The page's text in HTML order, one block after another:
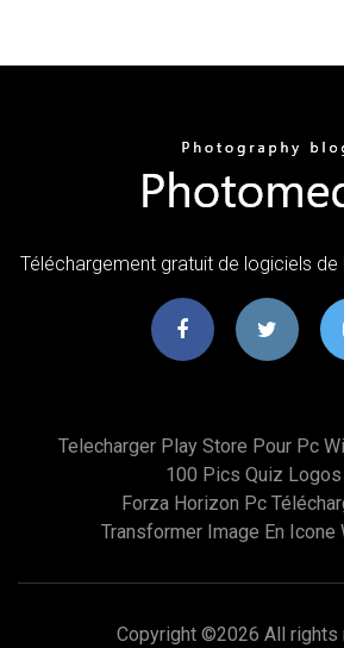
Téléchargement gratuit de logiciels de
Telecharger Play Store Pour Pc
100 Pics Quiz
Forza Horizon Pc
Transformer Image En Icone
Copyright ©2026 All rights